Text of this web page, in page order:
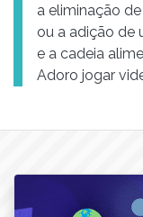
a eliminação
ou a adição de
e a cadeia
Adoro jogar